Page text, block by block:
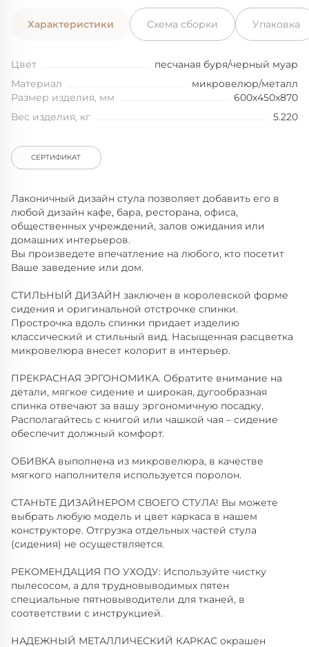
Характеристики Схема сборки Упаковка
Цвет
песчаная буря/черный муар
Материал
микровелюр/металл
Размер изделия, мм
600x450x870
Вес изделия, кг
5.220
СЕРТИФИКАТ
Лаконичный дизайн cтула позволяет добавить его в
любой дизайн кафе, бара, ресторана, офиса,
общественных учреждений, залов ожидания или
домашних интерьеров.
Вы произведете впечатление на любого, кто посетит
Ваше заведение или дом.
СТИЛЬНЫЙ ДИЗАЙН заключен в королевской форме
сидения и оригинальной отстрочке спинки.
Прострочка вдоль спинки придает изделию
классический и стильный вид. Насыщенная расцветка
микровелюра внесет колорит в интерьер.
ПРЕКРАСНАЯ ЭРГОНОМИКА. Обратите внимание на
детали, мягкое сидение и широкая, дугообразная
спинка отвечают за вашу эргономичную посадку.
Располагайтесь с книгой или чашкой чая – сидение
обеспечит должный комфорт.
ОБИВКА выполнена из микровелюра, в качестве
мягкого наполнителя используется поролон.
СТАНЬТЕ ДИЗАЙНЕРОМ СВОЕГО СТУЛА! Вы можете
выбрать любую модель и цвет каркаса в нашем
конструкторе. Отгрузка отдельных частей стула
(сидения) не осуществляется.
РЕКОМЕНДАЦИЯ ПО УХОДУ: Используйте чистку
пылесосом, а для трудновыводимых пятен
специальные пятновыводители для тканей, в
соответствии с инструкцией.
НАДЕЖНЫЙ МЕТАЛЛИЧЕСКИЙ КАРКАС окрашен